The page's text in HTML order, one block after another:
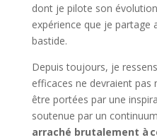
dont je pilote son
expérience que je partage
bastide.
Depuis toujours, je
efficaces ne devraient
être portées par une
soutenue par un continuum
arraché brutalement à